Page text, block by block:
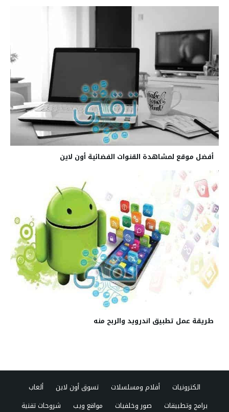
أفضل موقع لمشاهدة القنوات الفضائية أون لاين
طريقة عمل تطبيق اندرويد والربح منه
الكترونيات أفلام ومسلسلات تسوق أون لاين
ألعاب
برامج وتطبيقات
صور وخلفيات مواقع ويب شروحات تقنية